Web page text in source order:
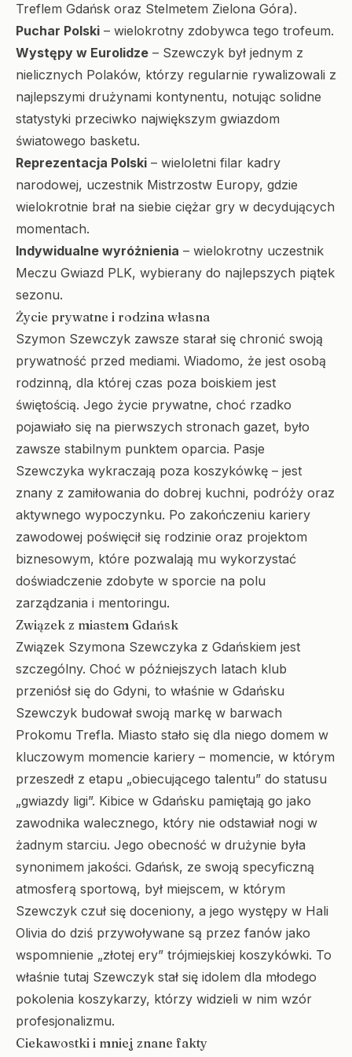
Treflem Gdańsk oraz Stelmetem Zielona Góra).
Puchar Polski – wielokrotny zdobywca tego trofeum.
Występy w Eurolidze – Szewczyk był jednym z
nielicznych Polaków, którzy regularnie rywalizowali z
najlepszymi drużynami kontynentu, notując solidne
statystyki przeciwko największym gwiazdom
światowego basketu.
Reprezentacja Polski – wieloletni filar kadry
narodowej, uczestnik Mistrzostw Europy, gdzie
wielokrotnie brał na siebie ciężar gry w decydujących
momentach.
Indywidualne wyróżnienia – wielokrotny uczestnik
Meczu Gwiazd PLK, wybierany do najlepszych piątek
sezonu.
Życie prywatne i rodzina własna
Szymon Szewczyk zawsze starał się chronić swoją
prywatność przed mediami. Wiadomo, że jest osobą
rodzinną, dla której czas poza boiskiem jest
świętością. Jego życie prywatne, choć rzadko
pojawiało się na pierwszych stronach gazet, było
zawsze stabilnym punktem oparcia. Pasje
Szewczyka wykraczają poza koszykówkę – jest
znany z zamiłowania do dobrej kuchni, podróży oraz
aktywnego wypoczynku. Po zakończeniu kariery
zawodowej poświęcił się rodzinie oraz projektom
biznesowym, które pozwalają mu wykorzystać
doświadczenie zdobyte w sporcie na polu
zarządzania i mentoringu.
Związek z miastem Gdańsk
Związek Szymona Szewczyka z Gdańskiem jest
szczególny. Choć w późniejszych latach klub
przeniósł się do Gdyni, to właśnie w Gdańsku
Szewczyk budował swoją markę w barwach
Prokomu Trefla. Miasto stało się dla niego domem w
kluczowym momencie kariery – momencie, w którym
przeszedł z etapu „obiecującego talentu” do statusu
„gwiazdy ligi”. Kibice w Gdańsku pamiętają go jako
zawodnika walecznego, który nie odstawiał nogi w
żadnym starciu. Jego obecność w drużynie była
synonimem jakości. Gdańsk, ze swoją specyficzną
atmosferą sportową, był miejscem, w którym
Szewczyk czuł się doceniony, a jego występy w Hali
Olivia do dziś przywoływane są przez fanów jako
wspomnienie „złotej ery” trójmiejskiej koszykówki. To
właśnie tutaj Szewczyk stał się idolem dla młodego
pokolenia koszykarzy, którzy widzieli w nim wzór
profesjonalizmu.
Ciekawostki i mniej znane fakty